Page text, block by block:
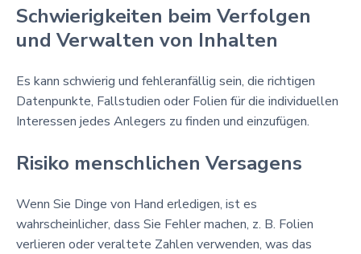
Schwierigkeiten beim Verfolgen
und Verwalten von Inhalten
Es kann schwierig und fehleranfällig sein, die richtigen
Datenpunkte, Fallstudien oder Folien für die individuellen
Interessen jedes Anlegers zu finden und einzufügen.
Risiko menschlichen Versagens
Wenn Sie Dinge von Hand erledigen, ist es
wahrscheinlicher, dass Sie Fehler machen, z. B. Folien
verlieren oder veraltete Zahlen verwenden, was das